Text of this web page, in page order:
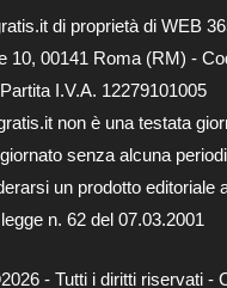
di proprietà di WEB
10, 00141 Roma (RM) -
Partita I.V.A. 12279101005
non è una testata
senza alcuna
un prodotto editoriale
legge n. 62 del 07.03.2001
- Tutti i diritti riservati -